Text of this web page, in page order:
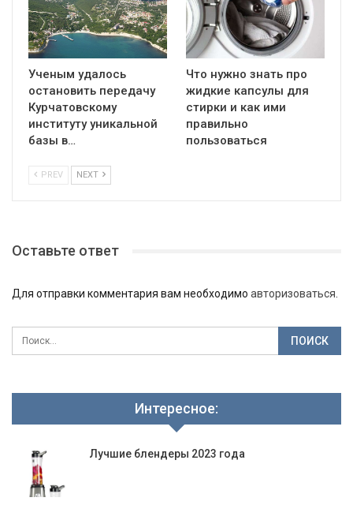
Ученым удалось
остановить передачу
Курчатовскому
институту уникальной
базы в…
Что нужно знать про
жидкие капсулы для
стирки и как ими
правильно
пользоваться
PREV NEXT
Оставьте ответ
Для отправки комментария вам необходимо авторизоваться
Интересное:
Лучшие блендеры 2023 года